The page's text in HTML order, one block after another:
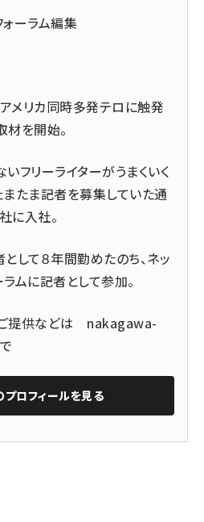
ォーラム編集
メリカ同時多発テロに触発
材を開始。
フリーライターがうまくいく
またま記者を募集していた通
に入社。
して８年間勤めたのち、ネッ
ムに記者として参加。
提供などは nakagawa-
プロフィールを見る